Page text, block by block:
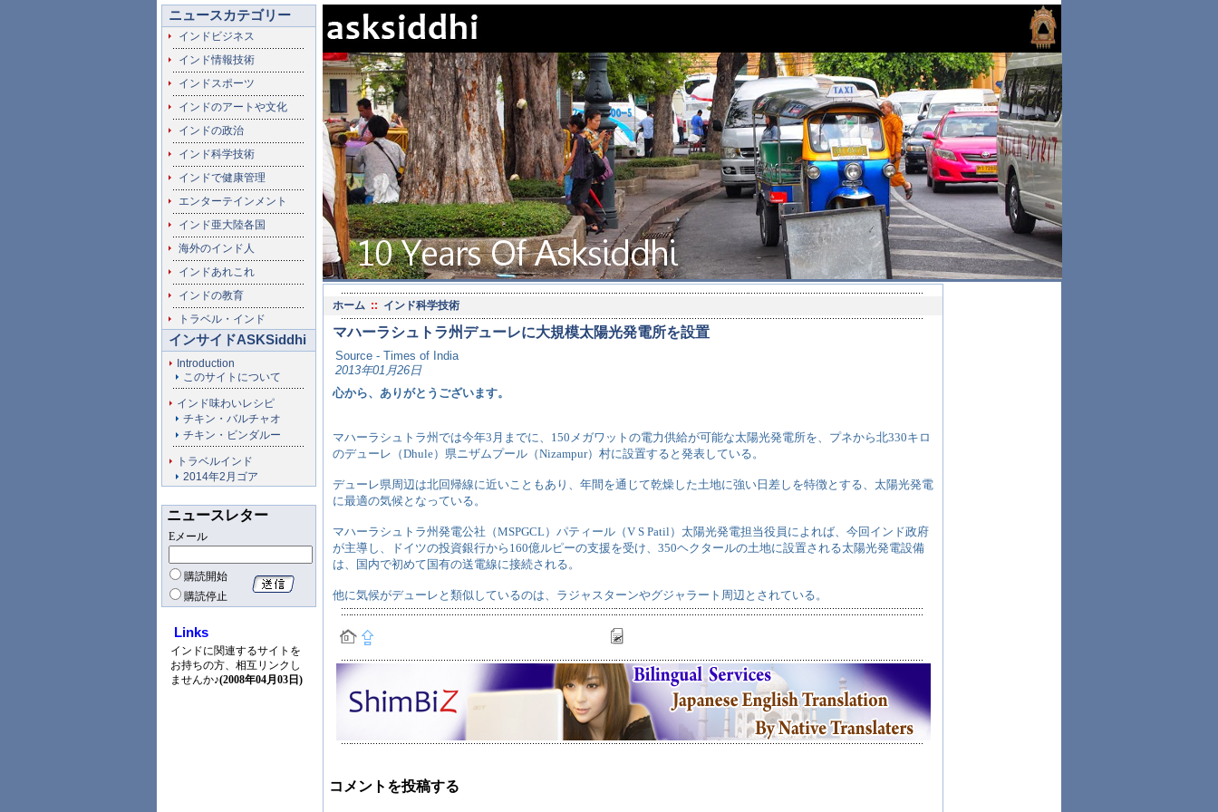
ニュースカテゴリー
インドビジネス
インド情報技術
インドスポーツ
インドのアートや文化
インドの政治
インド科学技術
インドで健康管理
エンターテインメント
インド亜大陸各国
海外のインド人
インドあれこれ
インドの教育
トラベル・インド
インサイドASKSiddhi
Introduction
このサイトについて
インド味わいレシピ
チキン・バルチャオ
チキン・ビンダルー
トラベルインド
2014年2月ゴア
ニュースレター
Eメール
購読開始
購読停止
Links
インドに関連するサイトを
お持ちの方、相互リンクし
ませんか♪(2008年04月03日)
ホーム :: インド科学技術
マハーラシュトラ州デューレに大規模太陽光発電所を設置
Source - Times of India
2013年01月26日
心から、ありがとうございます。
マハーラシュトラ州では今年3月までに、150メガワットの電力供給が可能な太陽光発電所を、プネから北330キロ
のデューレ（Dhule）県ニザムプール（Nizampur）村に設置すると発表している。
デューレ県周辺は北回帰線に近いこともあり、年間を通じて乾燥した土地に強い日差しを特徴とする、太陽光発電
に最適の気候となっている。
マハーラシュトラ州発電公社（MSPGCL）パティール（V S Patil）太陽光発電担当役員によれば、今回インド政府
が主導し、ドイツの投資銀行から160億ルピーの支援を受け、350ヘクタールの土地に設置される太陽光発電設備
は、国内で初めて国有の送電線に接続される。
他に気候がデューレと類似しているのは、ラジャスターンやグジャラート周辺とされている。
コメントを投稿する